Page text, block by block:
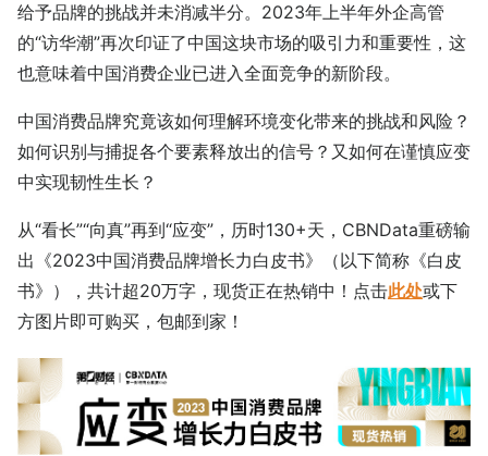
给予品牌的挑战并未消减半分。2023年上半年外企高管
的“访华潮”再次印证了中国这块市场的吸引力和重要性，这
也意味着中国消费企业已进入全面竞争的新阶段。
中国消费品牌究竟该如何理解环境变化带来的挑战和风险？
如何识别与捕捉各个要素释放出的信号？又如何在谨慎应变
中实现韧性生长？
从“看长”“向真”再到“应变”，历时130+天，CBNData重磅输
出《2023中国消费品牌增长力白皮书》（以下简称《白皮
书》），共计超20万字，现货正在热销中！点击此处或下
方图片即可购买，包邮到家！